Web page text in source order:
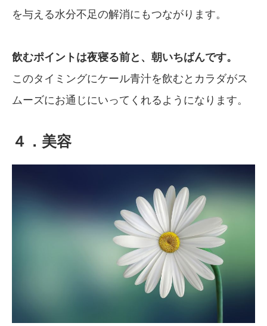
を与える水分不足の解消にもつながります。
飲むポイントは夜寝る前と、朝いちばんです。
このタイミングにケール青汁を飲むとカラダがス
ムーズにお通じにいってくれるようになります。
４．美容